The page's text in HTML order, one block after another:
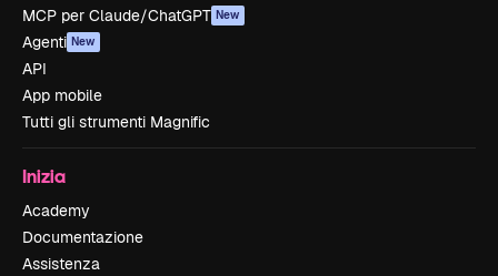
MCP per Claude/ChatGPT New
Agenti New
API
App mobile
Tutti gli strumenti Magnific
Inizia
Academy
Documentazione
Assistenza